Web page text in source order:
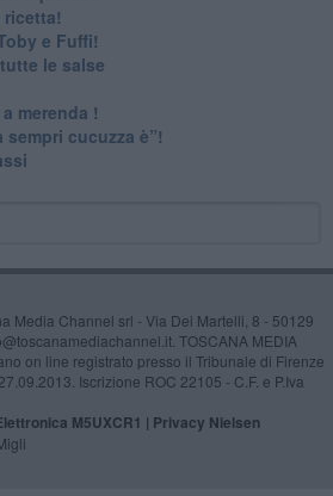
e Fuffi!
le salse
merenda !
cucuzza è”!
Media Channel srl - Via Dei Martelli, 8 - 50129
TOSCANA MEDIA
on line registrato presso il Tribunale di Firenze
Iscrizione ROC 22105 - C.F. e P.Iva
M5UXCR1 | Privacy Nielsen